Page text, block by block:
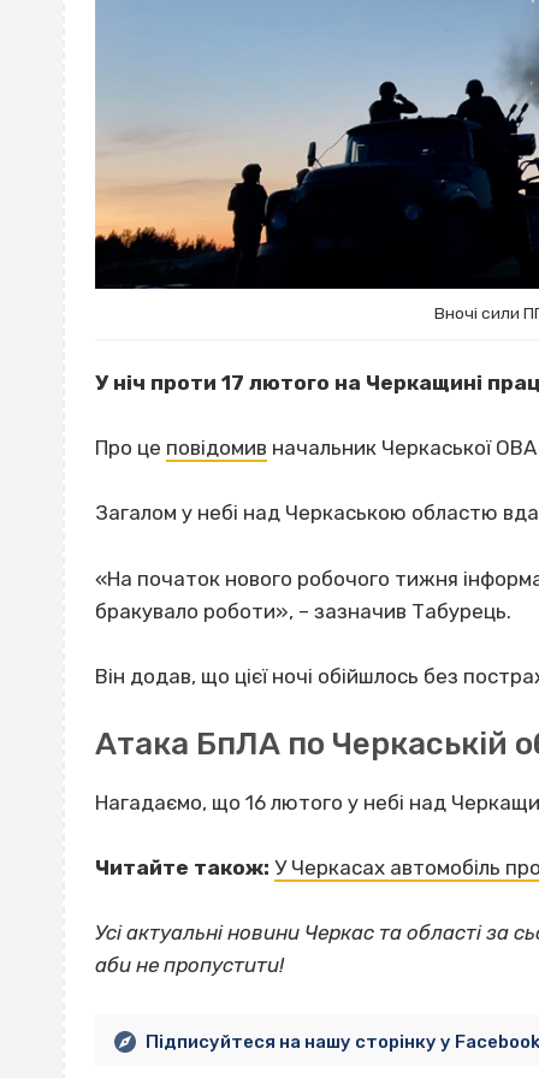
Вночі сили
У ніч проти 17 лютого на Черкащині
Про це повідомив начальник Черкаської
Загалом у небі над Черкаською областю
«На початок нового робочого тижня
бракувало роботи», – зазначив Табурець.
Він додав, що цієї ночі обійшлось без
Атака БпЛА по Черкаській
Нагадаємо, що 16 лютого у небі над
Читайте також: У Черкасах автомобіль
Усі актуальні новини Черкас та області за
аби не пропустити!
Підписуйтеся на нашу сторінку у Facebook